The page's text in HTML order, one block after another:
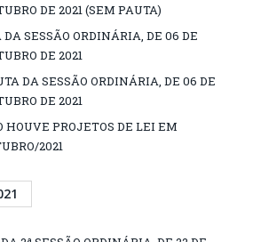
DE 2021 (SEM PAUTA)
DA SESSÃO ORDINÁRIA, DE 06 DE
DE 2021
DA SESSÃO ORDINÁRIA, DE 06 DE
DE 2021
HOUVE PROJETOS DE LEI EM
2021